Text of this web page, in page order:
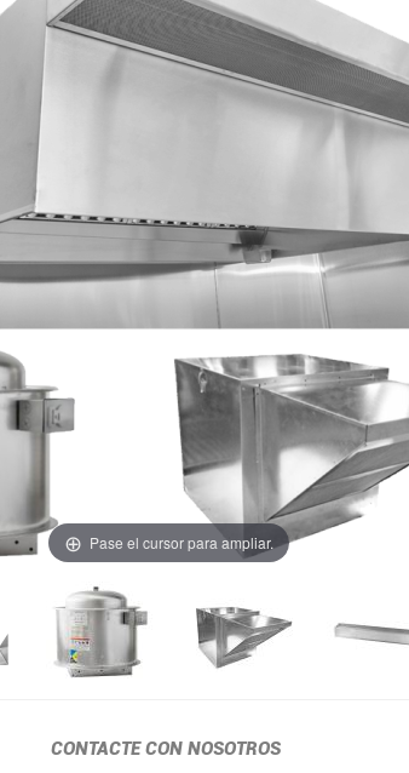
Pase el cursor para ampliar.
CONTACTE CON NOSOTROS